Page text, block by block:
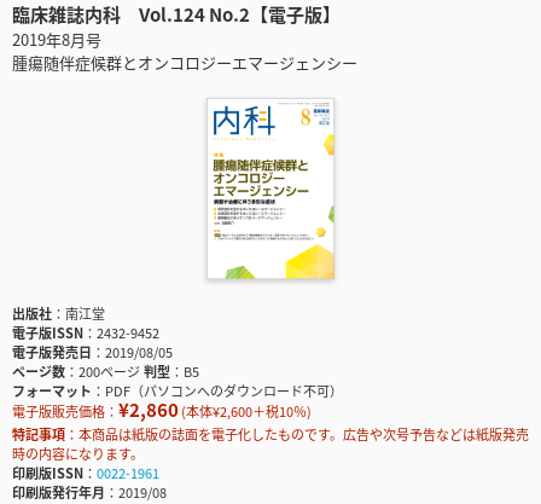
臨床雑誌内科 Vol.124 No.2【電子版】
2019年8月号
腫瘍随伴症候群とオンコロジーエマージェンシー
出版社
南江堂
電子版ISSN
2432-9452
電子版発売日
2019/08/05
ページ数
200ページ判型
B5
フォーマット
PDF（パソコンへのダウンロード不可）
電子版販売価格： ¥2,860(本体¥2,600＋税10％)
特記事項
本商品は紙版の誌面を電子化したものです。広告や次号予告などは紙版発売
時の内容になります。
印刷版ISSN
0022-1961
印刷版発行年月
2019/08